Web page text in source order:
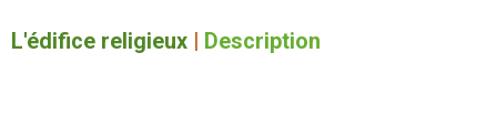
L'édifice religieux Description